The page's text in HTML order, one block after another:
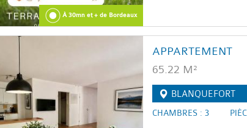
À 30mn et + de Bordeaux
APPARTEMENT
65.22 M²
BLANQUEFORT
CHAMBRES : 3